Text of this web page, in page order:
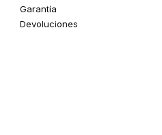
Garantía
Devoluciones